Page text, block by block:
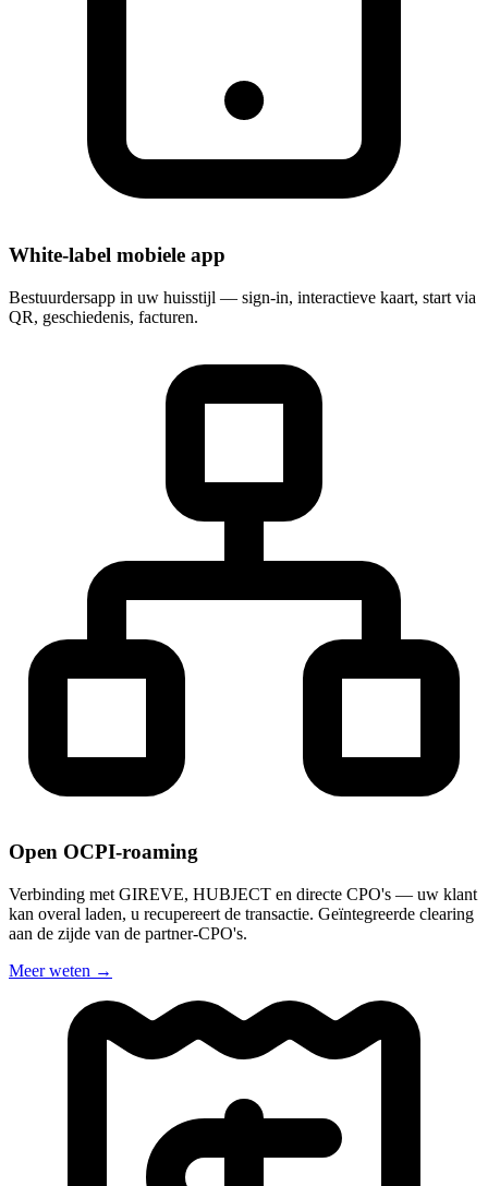
White-label mobiele app
Bestuurdersapp in uw huisstijl — sign-in, interactieve kaart, start via
QR, geschiedenis, facturen.
Open OCPI-roaming
Verbinding met GIREVE, HUBJECT en directe CPO's — uw klant
kan overal laden, u recupereert de transactie. Geïntegreerde clearing
aan de zijde van de partner-CPO's.
Meer weten →